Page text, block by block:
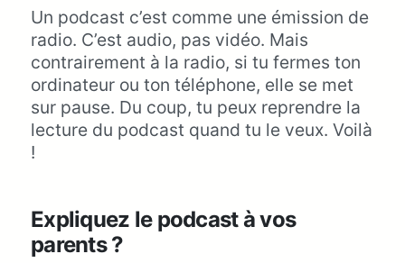
Un podcast c’est comme une émission de
radio. C’est audio, pas vidéo. Mais
contrairement à la radio, si tu fermes ton
ordinateur ou ton téléphone, elle se met
sur pause. Du coup, tu peux reprendre la
lecture du podcast quand tu le veux. Voilà
!
Expliquez le podcast à vos
parents ?